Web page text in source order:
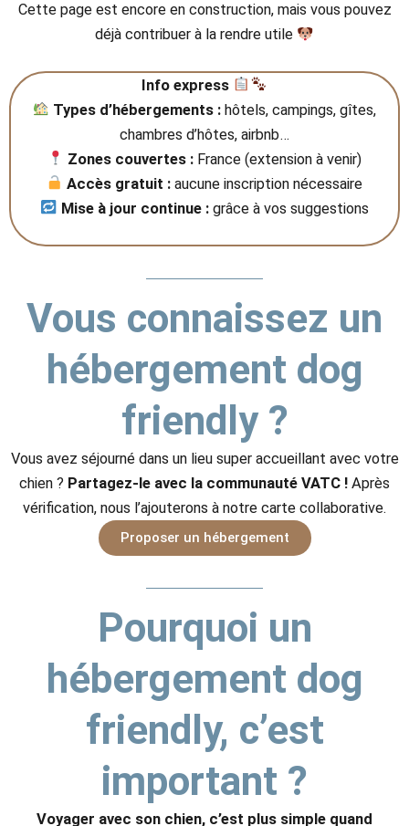
Cette page est encore en construction, mais vous pouvez
déjà contribuer à la rendre utile
Info express
Types d’hébergements : hôtels, campings, gîtes,
chambres d’hôtes, airbnb…
Zones couvertes : France (extension à venir)
Accès gratuit : aucune inscription nécessaire
Mise à jour continue :grâce à vos suggestions
Vous connaissez un
hébergement dog
friendly ?
Vous avez séjourné dans un lieu super accueillant avec votre
chien ? Partagez-le avec la communauté VATC ! Après
vérification, nous l’ajouterons à notre carte collaborative.
Proposer un hébergement
Pourquoi un
hébergement dog
friendly, c’est
important ?
Voyager avec son chien, c’est plus simple quand